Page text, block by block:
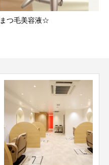
まつ毛美容液☆